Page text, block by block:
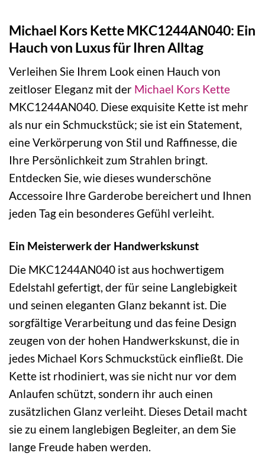
Michael Kors Kette MKC1244AN040: Ein
Hauch von Luxus für Ihren Alltag
Verleihen Sie Ihrem Look einen Hauch von
zeitloser Eleganz mit der Michael Kors Kette
MKC1244AN040. Diese exquisite Kette ist mehr
als nur ein Schmuckstück; sie ist ein Statement,
eine Verkörperung von Stil und Raffinesse, die
Ihre Persönlichkeit zum Strahlen bringt.
Entdecken Sie, wie dieses wunderschöne
Accessoire Ihre Garderobe bereichert und Ihnen
jeden Tag ein besonderes Gefühl verleiht.
Ein Meisterwerk der Handwerkskunst
Die MKC1244AN040 ist aus hochwertigem
Edelstahl gefertigt, der für seine Langlebigkeit
und seinen eleganten Glanz bekannt ist. Die
sorgfältige Verarbeitung und das feine Design
zeugen von der hohen Handwerkskunst, die in
jedes Michael Kors Schmuckstück einfließt. Die
Kette ist rhodiniert, was sie nicht nur vor dem
Anlaufen schützt, sondern ihr auch einen
zusätzlichen Glanz verleiht. Dieses Detail macht
sie zu einem langlebigen Begleiter, an dem Sie
lange Freude haben werden.